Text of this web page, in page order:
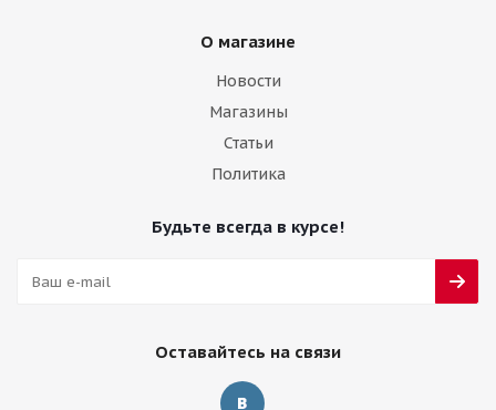
О магазине
Новости
Магазины
Статьи
Политика
Будьте всегда в курсе!
Оставайтесь на связи